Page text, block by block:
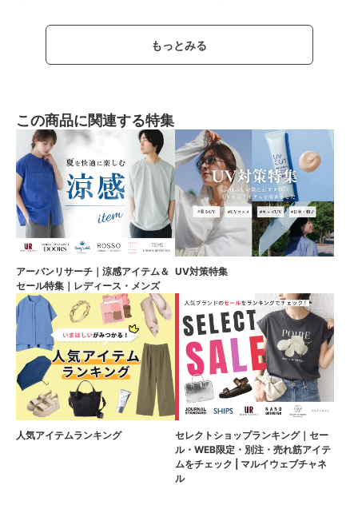
もっとみる
この商品に関連する特集
アーバンリサーチ｜涼感アイテム＆
セール特集｜レディース・メンズ
UV対策特集
人気アイテムランキング
セレクトショップランキング｜セー
ル・WEB限定・別注・売れ筋アイテ
ムをチェック | マルイウェブチャネ
ル